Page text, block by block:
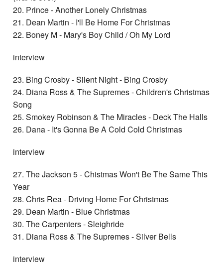
20. Prince - Another Lonely Christmas
21. Dean Martin - I'll Be Home For Christmas
22. Boney M - Mary's Boy Child / Oh My Lord
interview
23. Bing Crosby - Silent Night - Bing Crosby
24. Diana Ross & The Supremes - Children's Christmas
Song
25. Smokey Robinson & The Miracles - Deck The Halls
26. Dana - It's Gonna Be A Cold Cold Christmas
interview
27. The Jackson 5 - Chistmas Won't Be The Same This
Year
28. Chris Rea - Driving Home For Christmas
29. Dean Martin - Blue Christmas
30. The Carpenters - Sleighride
31. Diana Ross & The Supremes - Silver Bells
interview